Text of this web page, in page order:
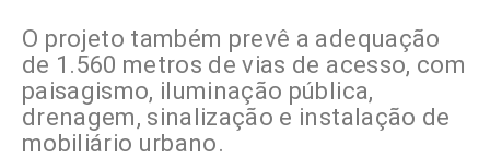
O projeto também prevê a adequação
de 1.560 metros de vias de acesso, com
paisagismo, iluminação pública,
drenagem, sinalização e instalação de
mobiliário urbano.